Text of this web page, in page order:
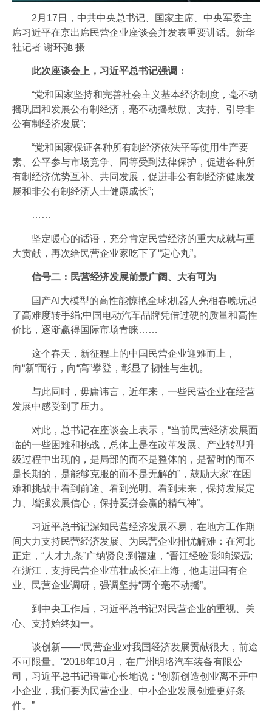
2月17日，中共中央总书记、国家主席、中央军委主
席习近平在京出席民营企业座谈会并发表重要讲话。新华
社记者 谢环驰 摄
此次座谈会上，习近平总书记强调：
“党和国家坚持和完善社会主义基本经济制度，毫不动
摇巩固和发展公有制经济，毫不动摇鼓励、支持、引导非
公有制经济发展”;
“党和国家保证各种所有制经济依法平等使用生产要
素、公平参与市场竞争、同等受到法律保护，促进各种所
有制经济优势互补、共同发展，促进非公有制经济健康发
展和非公有制经济人士健康成长”;
……
坚定暖心的话语，充分肯定民营经济的重大成就与重
大贡献，再次给民营企业家吃下了“定心丸”。
信号二：民营经济发展前景广阔、大有可为
国产AI大模型的高性能惊艳全球;机器人亮相春晚玩起
了高难度转手绢;中国电动汽车品牌凭借过硬的质量和高性
价比，逐渐赢得国际市场青睐……
这个春天，新征程上的中国民营企业迎难而上，
向“新”而行，向“高”攀登，彰显了韧性与生机。
与此同时，毋庸讳言，近年来，一些民营企业在经营
发展中感受到了压力。
对此，总书记在座谈会上表示，“当前民营经济发展面
临的一些困难和挑战，总体上是在改革发展、产业转型升
级过程中出现的，是局部的而不是整体的，是暂时的而不
是长期的，是能够克服的而不是无解的”，鼓励大家“在困
难和挑战中看到前途、看到光明、看到未来，保持发展定
力、增强发展信心，保持爱拼会赢的精气神”。
习近平总书记深知民营经济发展不易，在地方工作期
间大力支持民营经济发展、为民营企业排忧解难：在河北
正定，“人才九条”广纳贤良;到福建，“晋江经验”影响深远;
在浙江，支持民营企业茁壮成长;在上海，他走进国有企
业、民营企业调研，强调坚持“两个毫不动摇”。
到中央工作后，习近平总书记对民营企业的重视、关
心、支持始终如一。
谈创新——“民营企业对我国经济发展贡献很大，前途
不可限量。”2018年10月，在广州明珞汽车装备有限公
司，习近平总书记语重心长地说：“创新创造创业离不开中
小企业，我们要为民营企业、中小企业发展创造更好条
件。”